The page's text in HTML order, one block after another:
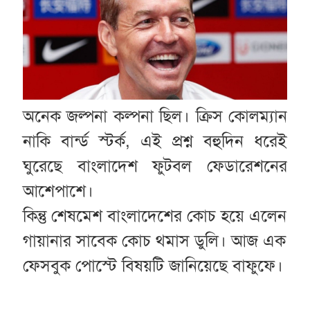
অনেক জল্পনা কল্পনা ছিল। ক্রিস কোলম্যান
নাকি বার্ন্ড স্টর্ক, এই প্রশ্ন বহুদিন ধরেই
ঘুরেছে বাংলাদেশ ফুটবল ফেডারেশনের
আশেপাশে।
কিন্তু শেষমেশ বাংলাদেশের কোচ হয়ে এলেন
গায়ানার সাবেক কোচ থমাস ডুলি। আজ এক
ফেসবুক পোস্টে বিষয়টি জানিয়েছে বাফুফে।